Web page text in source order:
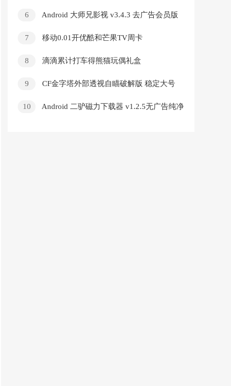
6
Android 大师兄影视 v3.4.3 去广告会员版
7 移动0.01开优酷和芒果TV周卡
8 滴滴累计打车得熊猫玩偶礼盒
9 CF金字塔外部透视自瞄破解版 稳定大号
10
Android 二驴磁力下载器 v1.2.5无广告纯净